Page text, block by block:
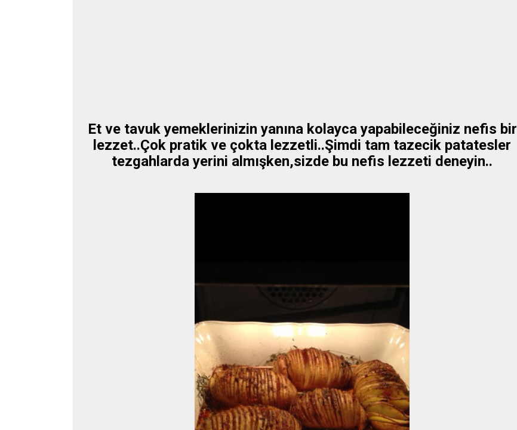
Et ve tavuk yemeklerinizin yanına kolayca yapabileceğiniz nefis bir
lezzet..Çok pratik ve çokta lezzetli..Şimdi tam tazecik patatesler
tezgahlarda yerini almışken,sizde bu nefis lezzeti deneyin..